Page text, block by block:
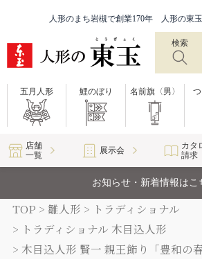
人形のまち岩槻で創業170年 人形の東玉
検索
五月人形 鯉のぼり 名前旗〈男〉
店舗
一覧
展示会
カタ
請求
お知らせ・新着情報はこ
TOP 雛人形
トラディショナル
トラディショナル 木目込人形
木目込人形 賢一 親王飾り「豊和の